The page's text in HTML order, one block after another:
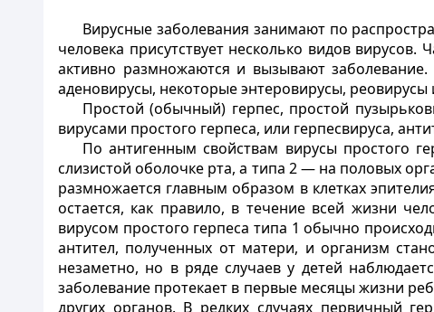
Вирусные заболевания занимают по
человека присутствует несколько видов
активно размножаются и вызывают
аденовирусы, некоторые энтеровирусы,
Простой (обычный) герпес, простой
вирусами простого герпеса, или герпесвируса,
По антигенным свойствам вирусы простого
слизистой оболочке рта, а типа 2 — на половых
размножается главным образом в клетках
остается, как правило, в течение всей жизни
вирусом простого герпеса типа 1 обычно
антител, полученных от матери, и организм
незаметно, но в ряде случаев у детей
заболевание протекает в первые месяцы жизни
других органов. В редких случаях первичный